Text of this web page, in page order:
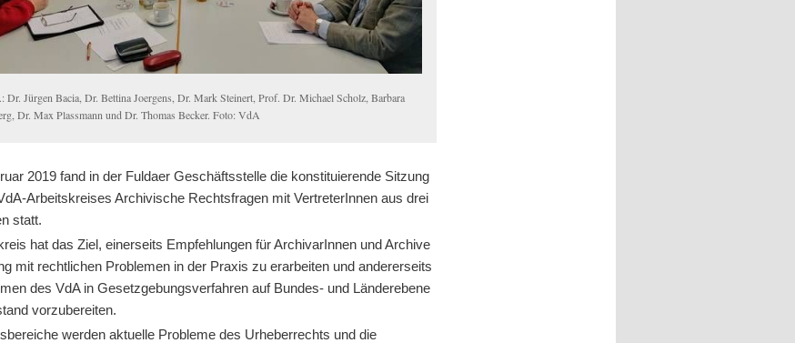
Dr. Jürgen Bacia, Dr. Bettina Joergens, Dr. Mark Steinert, Prof. Dr. Michael Scholz, Barbara
Dr. Max Plassmann und Dr. Thomas Becker. Foto: VdA
2019 fand in der Fuldaer Geschäftsstelle die konstituierende Sitzung
Arbeitskreises Archivische Rechtsfragen mit VertreterInnen aus drei
statt.
hat das Ziel, einerseits Empfehlungen für ArchivarInnen und Archive
mit rechtlichen Problemen in der Praxis zu erarbeiten und andererseits
des VdA in Gesetzgebungsverfahren auf Bundes- und Länderebene
vorzubereiten.
werden aktuelle Probleme des Urheberrechts und die